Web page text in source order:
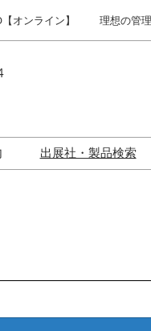
オンライン】 理想の管
出展社・製品検索